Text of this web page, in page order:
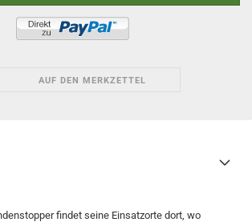
AUF DEN MERKZETTEL
findet seine Einsatzorte dort, wo